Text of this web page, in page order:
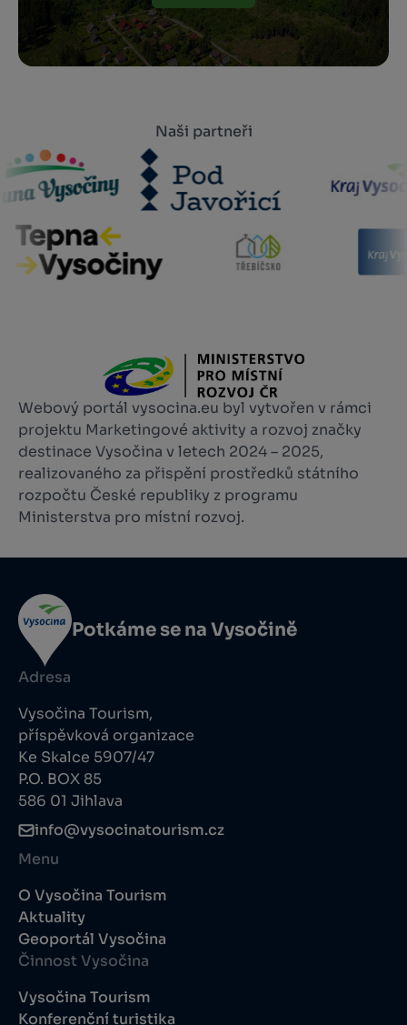
Naši partneři
Webový portál vysocina.eu byl vytvořen v rámci
projektu Marketingové aktivity a rozvoj značky
destinace Vysočina v letech 2024 – 2025,
realizovaného za přispění prostředků státního
rozpočtu České republiky z programu
Ministerstva pro místní rozvoj.
Potkáme se na Vysočině
Adresa
Vysočina Tourism,
příspěvková organizace
Ke Skalce 5907/47
P.O. BOX 85
586 01 Jihlava
info@vysocinatourism.cz
Menu
O Vysočina Tourism
Aktuality
Geoportál Vysočina
Činnost Vysočina
Vysočina Tourism
Konferenční turistika